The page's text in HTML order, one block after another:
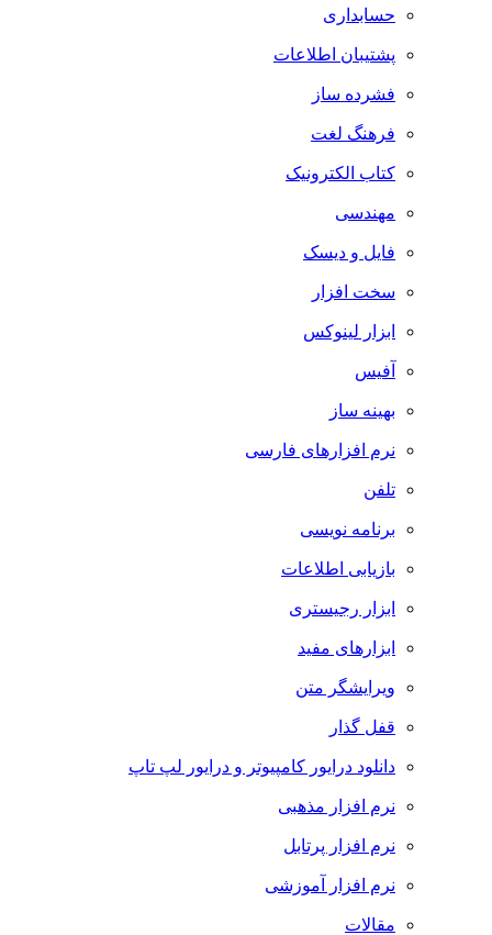
حسابداری
پشتیبان اطلاعات
فشرده ساز
فرهنگ لغت
کتاب الکترونیک
مهندسی
فایل و دیسک
سخت افزار
ابزار لینوکس
آفیس
بهینه ساز
نرم افزارهای فارسی
تلفن
برنامه نویسی
بازیابی اطلاعات
ابزار رجیستری
ابزارهای مفید
ویرایشگر متن
قفل گذار
دانلود درایور کامپیوتر و درایور لپ تاپ
نرم افزار مذهبی
نرم افزار پرتابل
نرم افزار آموزشی
مقالات